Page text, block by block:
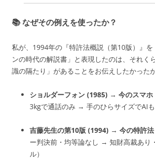
📚 なぜその例えを使ったか？
私が、1994年の『特許法概説（第10版）』を
ンの時代の解説書」と表現したのは、それく
識の隔たり」があることをお伝えしたかった
ショルダーフォン (1985) → 今のスマ
3kgで通話のみ → 手のひらサイズでAIも
吉藤先生の第10版 (1994) → 今の特許
ー判決前・均等論なし → 知財高裁あり
ル）